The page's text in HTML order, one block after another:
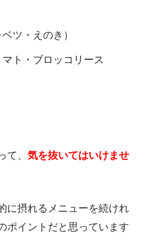
ツ・えのき）
ト・ブロッコリース
て、 気を抜いてはいけませ
に摂れるメニューを続けれ
ポイントだと思っています